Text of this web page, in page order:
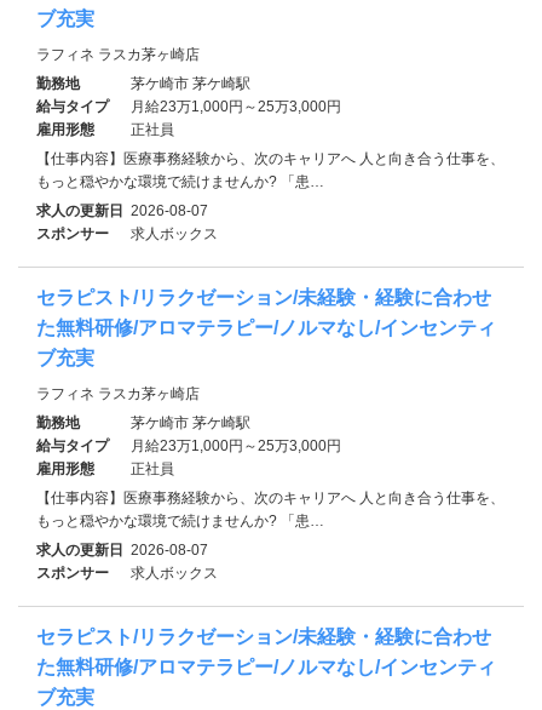
ブ充実
ラフィネ ラスカ茅ヶ崎店
勤務地
茅ケ崎市 茅ケ崎駅
給与タイプ
月給23万1,000円～25万3,000円
雇用形態
正社員
【仕事内容】医療事務経験から、次のキャリアへ 人と向き合う仕事を、
もっと穏やかな環境で続けませんか? 「患…
求人の更新日 2026-08-07
スポンサー
求人ボックス
セラピスト/リラクゼーション/未経験・経験に合わせ
た無料研修/アロマテラピー/ノルマなし/インセンティ
ブ充実
ラフィネ ラスカ茅ヶ崎店
勤務地
茅ケ崎市 茅ケ崎駅
給与タイプ
月給23万1,000円～25万3,000円
雇用形態
正社員
【仕事内容】医療事務経験から、次のキャリアへ 人と向き合う仕事を、
もっと穏やかな環境で続けませんか? 「患…
求人の更新日 2026-08-07
スポンサー
求人ボックス
セラピスト/リラクゼーション/未経験・経験に合わせ
た無料研修/アロマテラピー/ノルマなし/インセンティ
ブ充実